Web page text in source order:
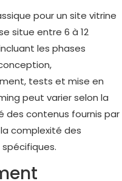
pour un site vitrine
situe entre 6 à 12
les phases
tests et mise en
peut varier selon la
des contenus fournis par
complexité des